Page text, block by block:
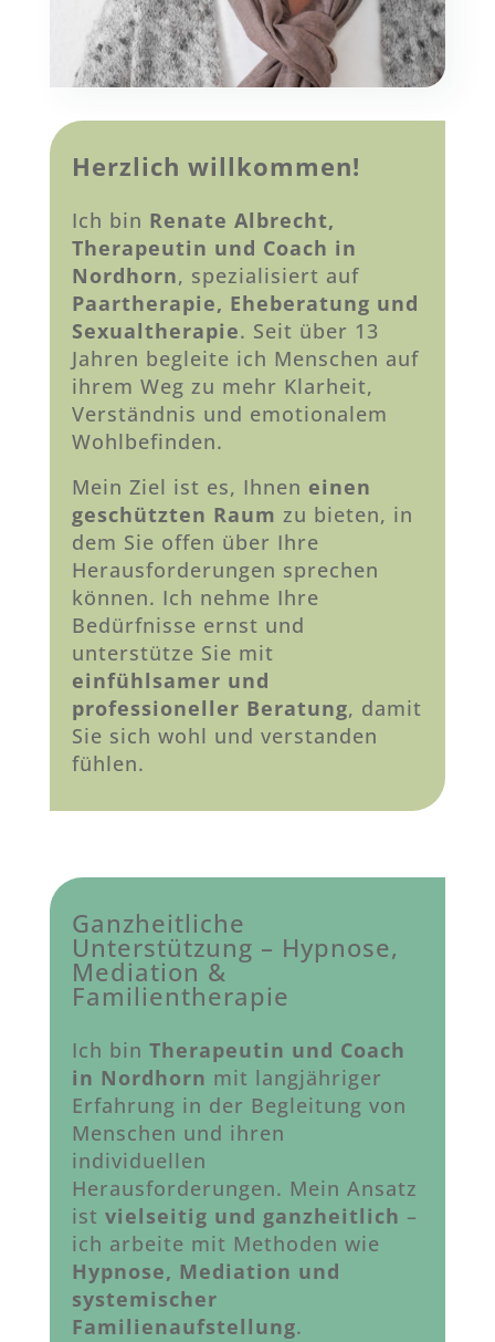
Herzlich willkommen!
Ich bin Renate Albrecht,
Therapeutin und Coach in
Nordhorn, spezialisiert auf
Paartherapie, Eheberatung und
Sexualtherapie. Seit über 13
Jahren begleite ich Menschen auf
ihrem Weg zu mehr Klarheit,
Verständnis und emotionalem
Wohlbefinden.
Mein Ziel ist es, Ihnen einen
geschützten Raum zu bieten, in
dem Sie offen über Ihre
Herausforderungen sprechen
können. Ich nehme Ihre
Bedürfnisse ernst und
unterstütze Sie mit
einfühlsamer und
professioneller Beratung, damit
Sie sich wohl und verstanden
fühlen.
Ganzheitliche
Unterstützung – Hypnose,
Mediation &
Familientherapie
Ich bin Therapeutin und Coach
in Nordhorn mit langjähriger
Erfahrung in der Begleitung von
Menschen und ihren
individuellen
Herausforderungen. Mein Ansatz
ist vielseitig und ganzheitlich –
ich arbeite mit Methoden wie
Hypnose, Mediation und
systemischer
Familienaufstellung.